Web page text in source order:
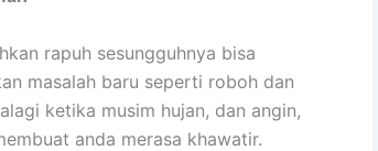
rapuh sesungguhnya bisa
masalah baru seperti roboh dan
ketika musim hujan, dan angin,
anda merasa khawatir.